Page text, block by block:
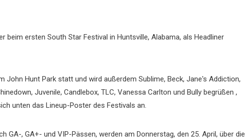
beim ersten South Star Festival in Huntsville, Alabama, als Headliner
John Hunt Park statt und wird außerdem Sublime, Beck, Jane's Addiction,
Juvenile, Candlebox, TLC, Vanessa Carlton und Bully begrüßen ,
unten das Lineup-Poster des Festivals an.
GA-, GA+- und VIP-Pässen, werden am Donnerstag, den 25. April, über die